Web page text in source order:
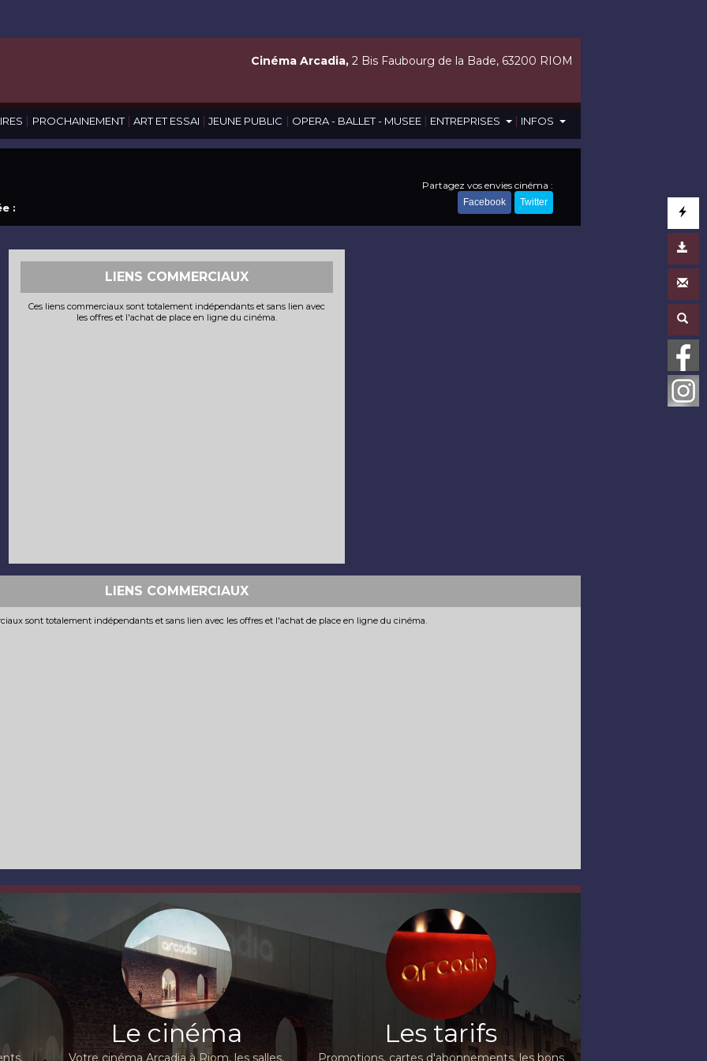
| PROCHAINEMENT | ART ET ESSAI | JEUNE PUBLIC | OPERA - BALLET - MUSEE | ENTREPRISES | INFOS
Cinéma Arcadia, 2 Bis Faubourg de la Bade, 63200 RIOM
:
Partagez vos envies cinéma :
Facebook Twitter
LIENS COMMERCIAUX
Ces liens commerciaux sont totalement indépendants et sans lien avec
les offres et l'achat de place en ligne du cinéma.
LIENS COMMERCIAUX
sont totalement indépendants et sans lien avec les offres et l'achat de place en ligne du cinéma.
Le cinéma
Votre cinéma Arcadia à Riom, les salles,
Les tarifs
Promotions, cartes d'abonnements, les bons